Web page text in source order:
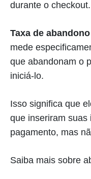
durante o checkout.
Taxa de
mede
que abandonam o
iniciá-lo.
Isso significa que
que inseriram suas
pagamento, mas
Saiba mais sobre